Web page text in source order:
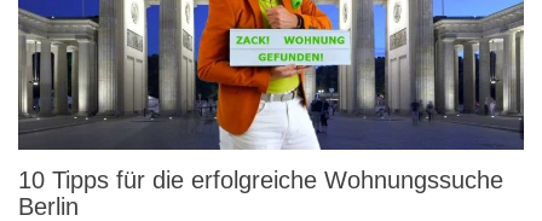
10 Tipps für die erfolgreiche Wohnungssuche
Berlin